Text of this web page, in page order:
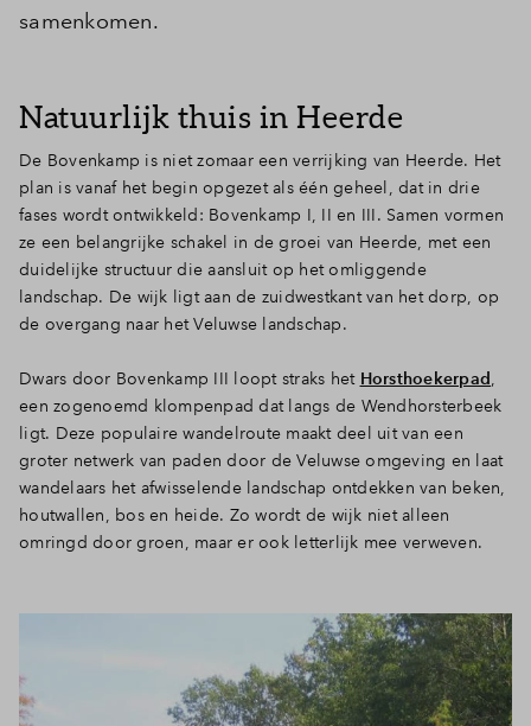
samenkomen.
Natuurlijk thuis in Heerde
De Bovenkamp is niet zomaar een verrijking van Heerde. Het
plan is vanaf het begin opgezet als één geheel, dat in drie
fases wordt ontwikkeld: Bovenkamp I, II en III. Samen vormen
ze een belangrijke schakel in de groei van Heerde, met een
duidelijke structuur die aansluit op het omliggende
landschap. De wijk ligt aan de zuidwestkant van het dorp, op
de overgang naar het Veluwse landschap.
Dwars door Bovenkamp III loopt straks het Horsthoekerpad,
een zogenoemd klompenpad dat langs de Wendhorsterbeek
ligt. Deze populaire wandelroute maakt deel uit van een
groter netwerk van paden door de Veluwse omgeving en laat
wandelaars het afwisselende landschap ontdekken van beken,
houtwallen, bos en heide. Zo wordt de wijk niet alleen
omringd door groen, maar er ook letterlijk mee verweven.